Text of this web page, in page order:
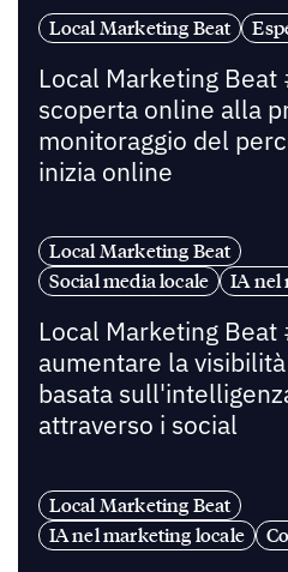
Local Marketing Beat
Local Marketing
scoperta online alla
monitoraggio del
inizia online
Local Marketing Beat
Social media locale
IA nel
Local Marketing
aumentare la
basata
attraverso i social
Local Marketing Beat
IA nel marketing locale